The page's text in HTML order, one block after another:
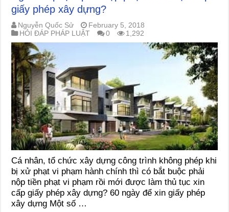
giấy phép xây dựng?
Nguyễn Quốc Sử
February 5, 2018
HỎI ĐÁP PHÁP LUẬT
0 1,292
Cá nhân, tổ chức xây dựng công trình không phép khi
bị xử phạt vi phạm hành chính thì có bắt buộc phải
nộp tiền phạt vi phạm rồi mới được làm thủ tục xin
cấp giấy phép xây dựng? 60 ngày để xin giấy phép
xây dựng Một số …